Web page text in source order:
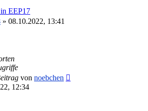
EEP17
» 08.10.2022, 13:41
von noebchen
12:34